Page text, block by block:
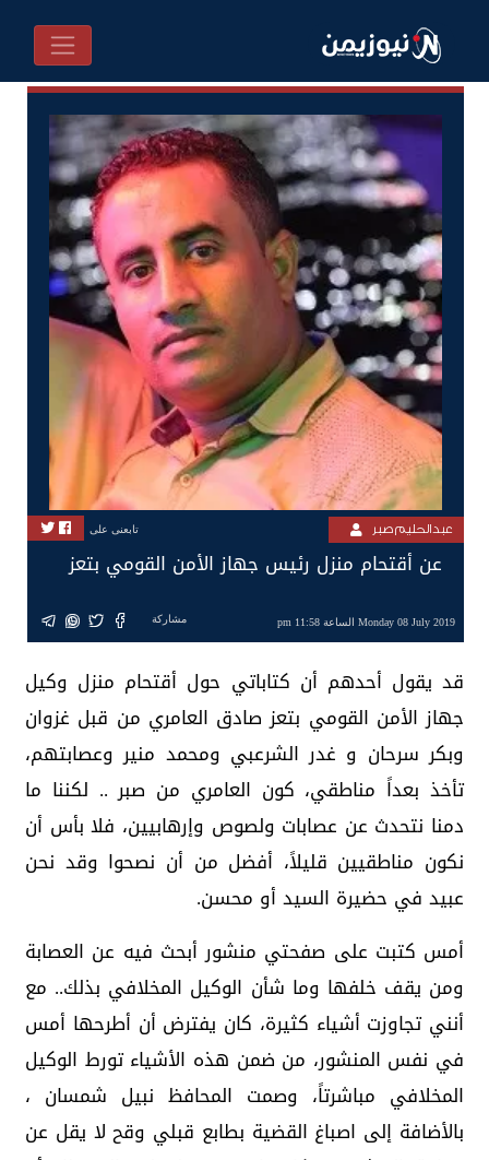
عبدالحليم صبر تابعنى على
عن أقتحام منزل رئيس جهاز الأمن القومي بتعز
Monday 08 July 2019 الساعة 11:58 pm مشاركة
قد يقول أحدهم أن كتاباتي حول أقتحام منزل وكيل
جهاز الأمن القومي بتعز صادق العامري من قبل غزوان
وبكر سرحان و غدر الشرعبي ومحمد منير وعصابتهم،
تأخذ بعداً مناطقي، كون العامري من صبر .. لكننا ما
دمنا نتحدث عن عصابات ولصوص وإرهابيين، فلا بأس أن
نكون مناطقيين قليلاً، أفضل من أن نصحوا وقد نحن
عبيد في حضيرة السيد أو محسن.
أمس كتبت على صفحتي منشور أبحث فيه عن العصابة
ومن يقف خلفها وما شأن الوكيل المخلافي بذلك.. مع
أنني تجاوزت أشياء كثيرة، كان يفترض أن أطرحها أمس
في نفس المنشور، من ضمن هذه الأشياء تورط الوكيل
المخلافي مباشرتاً، وصمت المحافظ نبيل شمسان ،
بالأضافة إلى اصباغ القضية بطابع قبلي وقح لا يقل عن